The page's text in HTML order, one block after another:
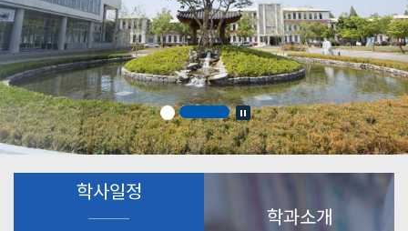
학사일정
학과소개